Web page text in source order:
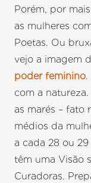
Porém, por
as mulheres
Poetas. Ou
vejo a imagem
poder feminino.
com a
as marés – fato
médios da
a cada 28 ou
têm uma Visão
Curadoras.